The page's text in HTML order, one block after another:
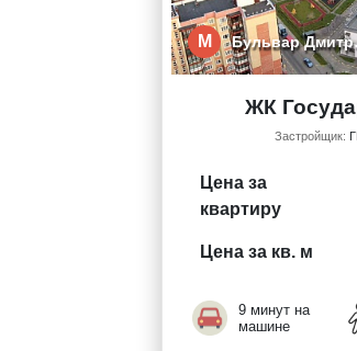
М Бульвар
ЖК
Застройщик:
Цена за
квартиру
Цена за кв. м
9 минут на
машине